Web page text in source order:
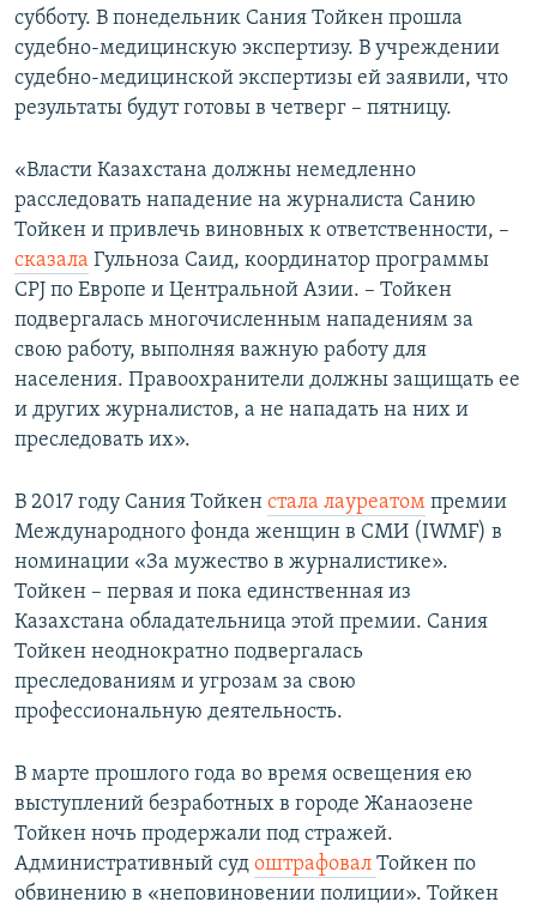
субботу. В понедельник Сания Тойкен прошла
судебно-медицинскую экспертизу. В учреждении
судебно-медицинской экспертизы ей заявили, что
результаты будут готовы в четверг – пятницу.
«Власти Казахстана должны немедленно
расследовать нападение на журналиста Санию
Тойкен и привлечь виновных к ответственности, –
сказала Гульноза Саид, координатор программы
CPJ по Европе и Центральной Азии. – Тойкен
подвергалась многочисленным нападениям за
свою работу, выполняя важную работу для
населения. Правоохранители должны защищать ее
и других журналистов, а не нападать на них и
преследовать их».
В 2017 году Сания Тойкен стала лауреатом премии
Международного фонда женщин в СМИ (IWMF) в
номинации «За мужество в журналистике».
Тойкен – первая и пока единственная из
Казахстана обладательница этой премии. Сания
Тойкен неоднократно подвергалась
преследованиям и угрозам за свою
профессиональную деятельность.
В марте прошлого года во время освещения ею
выступлений безработных в городе Жанаозене
Тойкен ночь продержали под стражей.
Административный суд оштрафовал Тойкен по
обвинению в «неповиновении полиции». Тойкен